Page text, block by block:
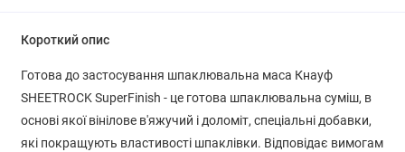
Короткий опис
Готова до застосування шпаклювальна маса Кнауф
SHEETROCK SuperFinish - це готова шпаклювальна суміш, в
основі якої вінілове в'яжучий і доломіт, спеціальні добавки,
які покращують властивості шпаклівки. Відповідає вимогам